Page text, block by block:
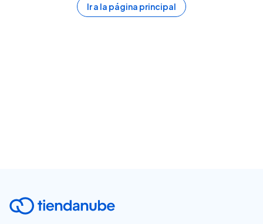
Ir a la página principal